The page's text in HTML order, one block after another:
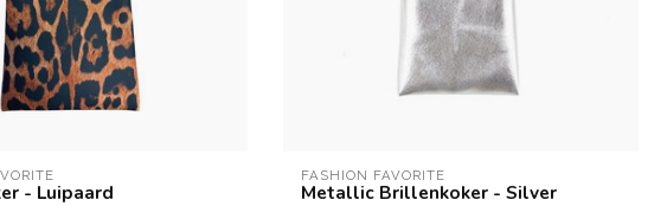
- Luipaard
FASHION FAVORITE
Metallic Brillenkoker - Silver